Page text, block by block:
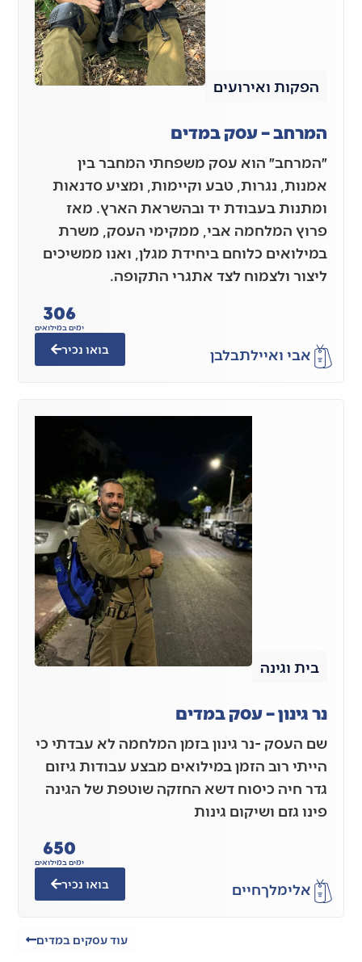
הפקות ואירועים
המרחב – עסק במדים
״המרחב״ הוא עסק משפחתי המחבר בין
אמנות, נגרות, טבע וקיימות, ומציע סדנאות
ומתנות בעבודת יד ובהשראת הארץ. מאז
פרוץ המלחמה אבי, ממקימי העסק, משרת
במילואים כלוחם ביחידת מגלן, ואנו ממשיכים
ליצור ולצמוח לצד אתגרי התקופה.
אבי ואיילתבלבן
ימים במילואים
306
בואו נכיר
בית וגינה
נר גינון – עסק במדים
שם העסק -נר גינון בזמן המלחמה לא עבדתי כי
הייתי רוב הזמן במילואים מבצע עבודות גיזום
גדר חיה כיסוח דשא החזקה שוטפת של הגינה
פינו גזם ושיקום גינות
אלימלךחיים
ימים במילואים
650
בואו נכיר
עוד עסקים במדים